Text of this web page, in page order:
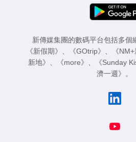
新傳媒集團的數碼平台包括多個
《新假期》
《GOtrip》 《
新地》
《more》 《Sunday
濟一週》
。